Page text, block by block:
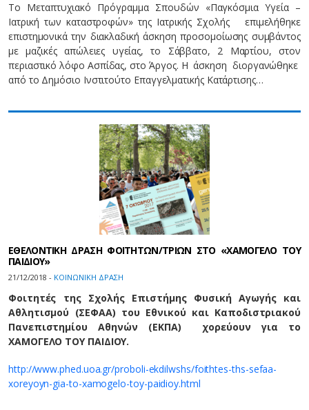
Το Μεταπτυχιακό Πρόγραμμα Σπουδών «Παγκόσμια Υγεία –
Ιατρική των καταστροφών» της Ιατρικής Σχολής επιμελήθηκε
επιστημονικά την διακλαδική άσκηση προσομοίωσης συμβάντος
με μαζικές απώλειες υγείας, το Σάββατο, 2 Μαρτίου, στον
περιαστικό λόφο Ασπίδας, στο Άργος. Η άσκηση διοργανώθηκε
από το Δημόσιο Ινστιτούτο Επαγγελματικής Κατάρτισης…
ΕΘΕΛΟΝΤΙΚΗ ΔΡΑΣΗ ΦΟΙΤΗΤΩΝ/ΤΡΙΩΝ ΣΤΟ «ΧΑΜΟΓΕΛΟ ΤΟΥ
ΠΑΙΔΙΟΥ»
21/12/2018 - ΚΟΙΝΩΝΙΚΗ ΔΡΑΣΗ
Φοιτητές της Σχολής Επιστήμης Φυσική Αγωγής και
Αθλητισμού (ΣΕΦΑΑ) του Εθνικού και Καποδιστριακού
Πανεπιστημίου Αθηνών (ΕΚΠΑ) χορεύουν για το
ΧΑΜΟΓΕΛΟ ΤΟΥ ΠΑΙΔΙΟΥ.
http://www.phed.uoa.gr/proboli-ekdilwshs/foithtes-ths-sefaa-
xoreyoyn-gia-to-xamogelo-toy-paidioy.html